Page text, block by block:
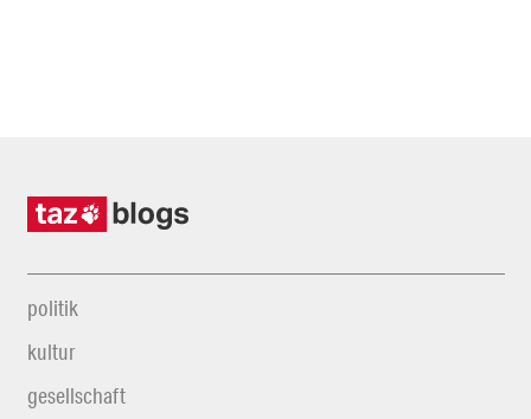
politik
kultur
gesellschaft